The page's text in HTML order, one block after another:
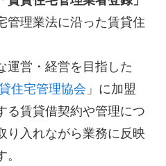
管理業法に沿った賃貸住
運営・経営を目指した
住宅管理協会 」に加盟
る賃貸借契約や管理につ
り入れながら業務に反映